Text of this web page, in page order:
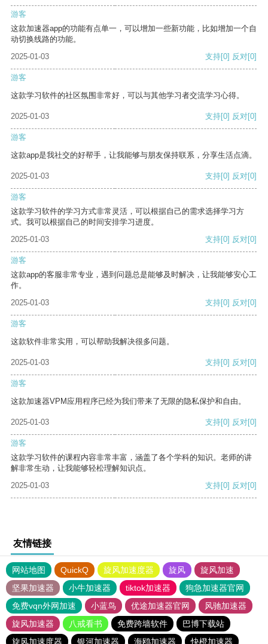
游客
这款加速器app的功能有点单一，可以增加一些新功能，比如增加一个自
动切换线路的功能。
2025-01-03
支持[0] 反对[0]
游客
这款学习软件的社区氛围非常好，可以与其他学习者交流学习心得。
2025-01-03 支持[0] 反对[0]
游客
这款app是我社交的好帮手，让我能够与朋友保持联系，分享生活点滴。
2025-01-03 支持[0] 反对[0]
游客
这款学习软件的学习方式非常灵活，可以根据自己的需求选择学习方
式。我可以根据自己的时间安排学习进度。
2025-01-03
支持[0] 反对[0]
游客
这款app的客服非常专业，遇到问题总是能够及时解决，让我能够安心工
作。
2025-01-03
支持[0] 反对[0]
游客
这款软件非常实用，可以帮助我解决很多问题。
2025-01-03 支持[0] 反对[0]
游客
这款加速器VPM应用程序已经为我们带来了无限的隐私保护和自由。
2025-01-03 支持[0] 反对[0]
游客
这款学习软件的课程内容非常丰富，涵盖了各个学科的知识。老师的讲
解非常生动，让我能够轻松理解知识点。
2025-01-03
支持[0] 反对[0]
友情链接
网站地图 QuickQ 旋风加速度器 旋风
旋风加速
坚果加速器
小牛加速器 tiktok加速器
狗急加速器官网
免费vqn外网加速
小蓝鸟 优途加速器官网
风驰加速器
旋风加速器
八戒看书 免费跨墙软件
巴博下载站
旋风加速度器
银河加速器 海鸥加速器 快橙加速器